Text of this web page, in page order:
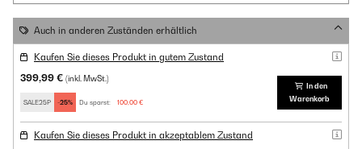
Auch in anderen Zuständen erhältlich
Kaufen Sie dieses Produkt in gutem Zustand
399,99 € (inkl. MwSt.)
SALE25P -25% Du sparst: 100,00 €
In den
Warenkorb
Kaufen Sie dieses Produkt in akzeptablem Zustand